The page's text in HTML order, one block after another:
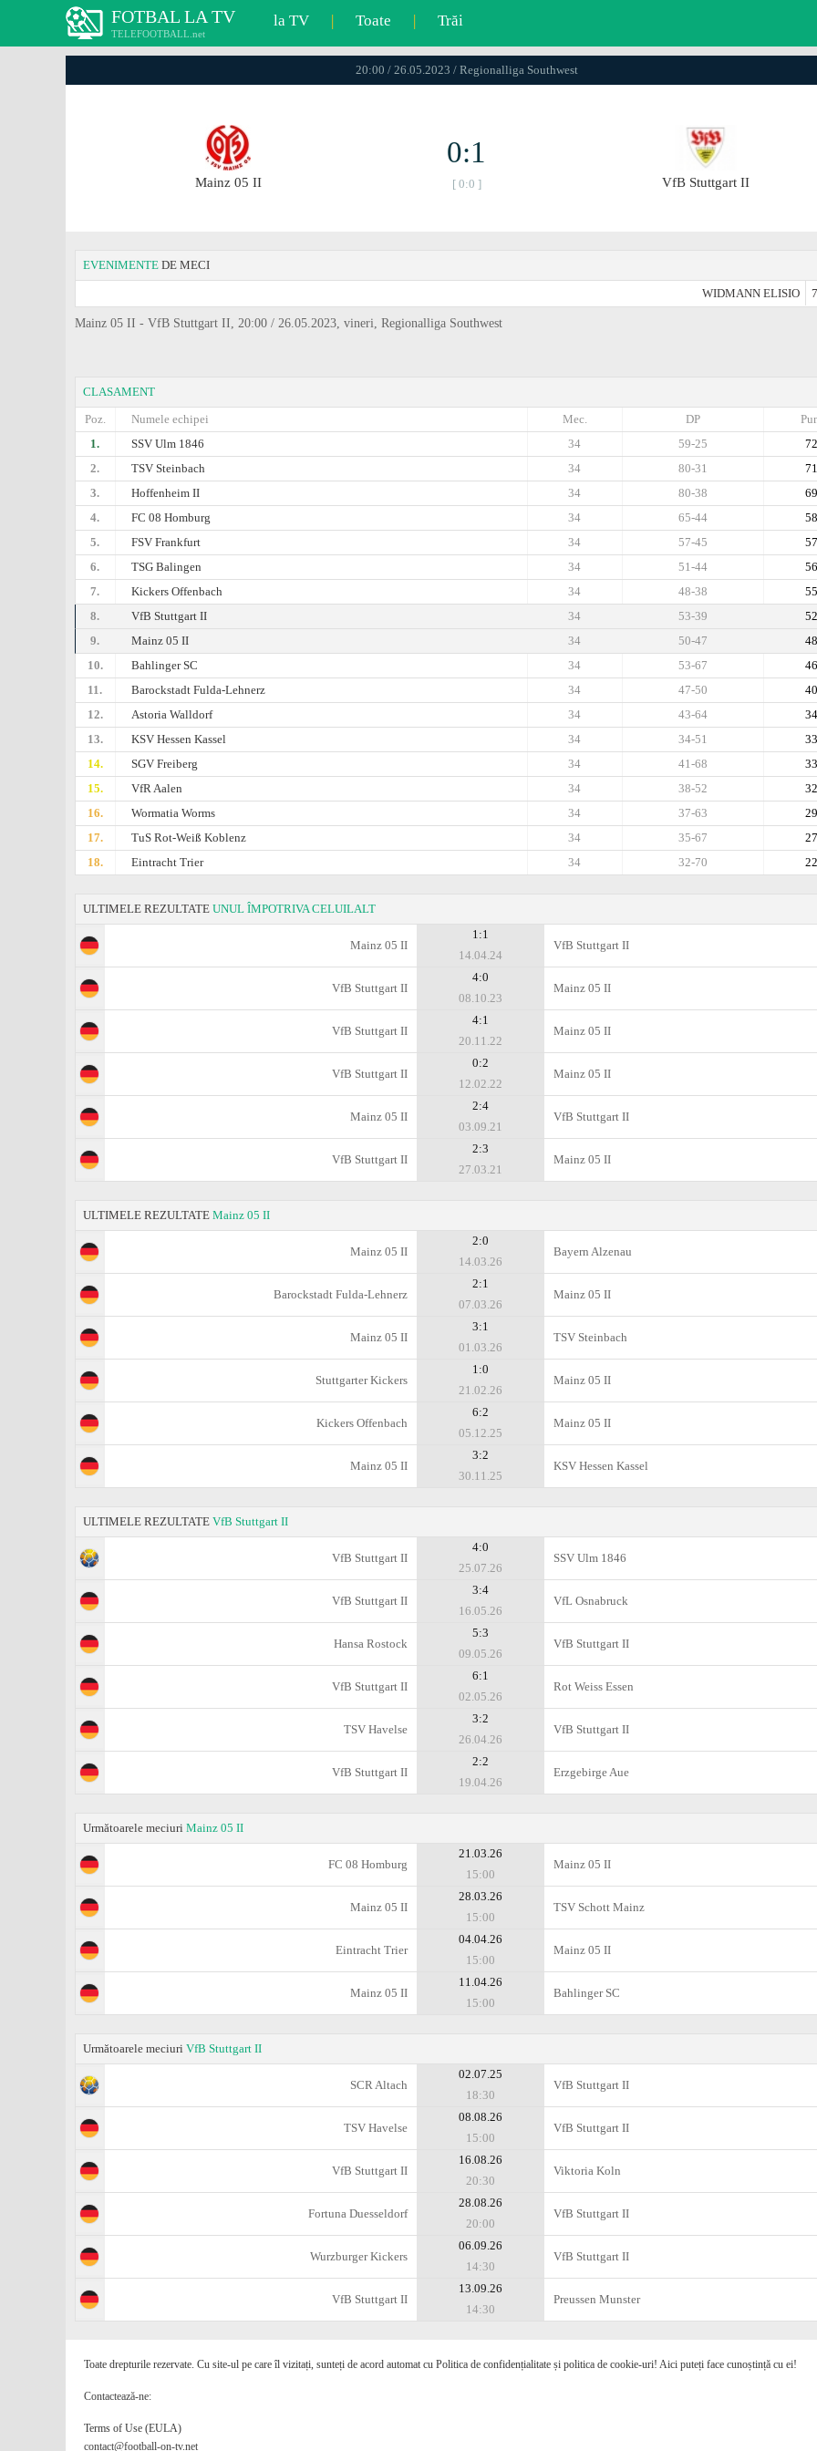
FOTBAL LA TV
TELEFOOTBALL.net
la TV | Toate | Trăi
20:00 / 26.05.2023 / Regionalliga Southwest
Mainz 05 II
0:1
[ 0:0 ] VfB Stuttgart II
EVENIMENTE DE MECI
WIDMANN ELISIO
Mainz 05 II - VfB Stuttgart II, 20:00 / 26.05.2023, vineri, Regionalliga Southwest
CLASAMENT
Poz.
Numele echipei DP
Mec.
1.
SSV Ulm 1846 72
59-25
34
2.
TSV Steinbach 71
80-31
34
3.
Hoffenheim II 69
80-38
34
4.
FC 08 Homburg 58
65-44
34
5.
FSV Frankfurt 57
57-45
34
6.
TSG Balingen 56
51-44
34
7.
Kickers Offenbach 55
48-38
34
8.
VfB Stuttgart II 52
53-39
34
9.
Mainz 05 II 48
50-47
34
10.
Bahlinger SC 46
53-67
34
11.
Barockstadt Fulda-Lehnerz 40
47-50
34
12.
Astoria Walldorf 34
43-64
34
13.
KSV Hessen Kassel 33
34-51
34
14.
SGV Freiberg 33
41-68
34
15.
VfR Aalen 32
38-52
34
16.
Wormatia Worms 29
37-63
34
17.
TuS Rot-Weiß Koblenz 27
35-67
34
18.
Eintracht Trier 22
32-70
34
ULTIMELE REZULTATE UNUL ÎMPOTRIVA CELUILALT
Mainz 05 II
1:1
14.04.24
VfB Stuttgart II
VfB Stuttgart II
4:0
08.10.23
Mainz 05 II
VfB Stuttgart II
4:1
20.11.22
Mainz 05 II
VfB Stuttgart II
0:2
12.02.22
Mainz 05 II
Mainz 05 II
2:4
03.09.21
VfB Stuttgart II
VfB Stuttgart II
2:3
27.03.21
Mainz 05 II
ULTIMELE REZULTATE Mainz 05 II
Mainz 05 II
2:0
14.03.26
Bayern Alzenau
Barockstadt Fulda-Lehnerz
2:1
07.03.26
Mainz 05 II
Mainz 05 II
3:1
01.03.26
TSV Steinbach
Stuttgarter Kickers
1:0
21.02.26
Mainz 05 II
Kickers Offenbach
6:2
05.12.25
Mainz 05 II
Mainz 05 II
3:2
30.11.25
KSV Hessen Kassel
ULTIMELE REZULTATE VfB Stuttgart II
VfB Stuttgart II
4:0
25.07.26
SSV Ulm 1846
VfB Stuttgart II
3:4
16.05.26
VfL Osnabruck
Hansa Rostock
5:3
09.05.26
VfB Stuttgart II
VfB Stuttgart II
6:1
02.05.26
Rot Weiss Essen
TSV Havelse
3:2
26.04.26
VfB Stuttgart II
VfB Stuttgart II
2:2
19.04.26
Erzgebirge Aue
Următoarele meciuri Mainz 05 II
FC 08 Homburg
21.03.26
15:00
Mainz 05 II
Mainz 05 II
28.03.26
15:00
TSV Schott Mainz
Eintracht Trier
04.04.26
15:00
Mainz 05 II
Mainz 05 II
11.04.26
15:00
Bahlinger SC
Următoarele meciuri VfB Stuttgart II
SCR Altach
02.07.25
18:30
VfB Stuttgart II
TSV Havelse
08.08.26
15:00
VfB Stuttgart II
VfB Stuttgart II
16.08.26
20:30
Viktoria Koln
Fortuna Duesseldorf
28.08.26
20:00
VfB Stuttgart II
Wurzburger Kickers
06.09.26
14:30
VfB Stuttgart II
VfB Stuttgart II
13.09.26
14:30
Preussen Munster
Toate drepturile rezervate. Cu site-ul pe care îl vizitați, sunteți de acord automat cu Politica de confidențialitate și politica de cookie-uri! Aici puteți face cunoștință cu ei!
Contactează-ne:
Terms of Use (EULA)
contact@football-on-tv.net